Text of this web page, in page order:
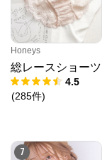
Honeys
総レースショーツ
4.5
(285件)
7